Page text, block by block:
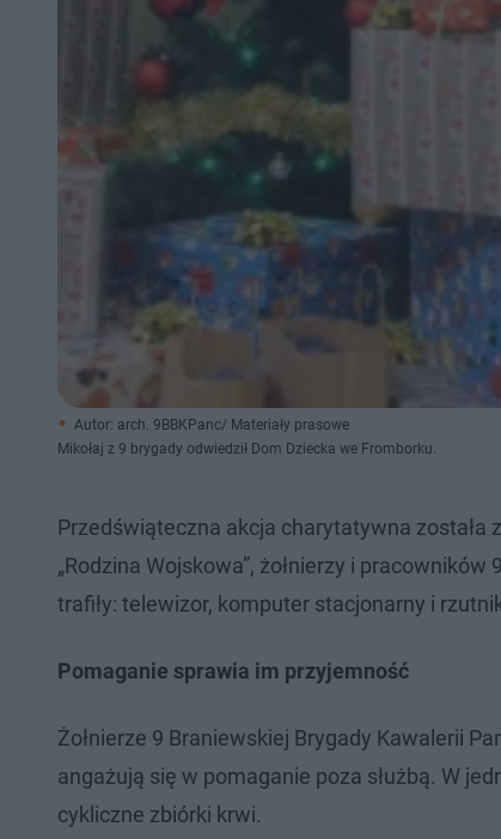
Autor: arch. 9BBKPanc/ Materiały prasowe
Mikołaj z 9 brygady odwiedził Dom Dziecka we Fromborku.
Przedświąteczna akcja charytatywna została
„Rodzina Wojskowa”, żołnierzy i
trafiły: telewizor, komputer stacjonarny i
Pomaganie sprawia im przyjemność
Żołnierze 9 Braniewskiej Brygady Kawalerii
angażują się w pomaganie poza służbą. W
cykliczne zbiórki krwi.